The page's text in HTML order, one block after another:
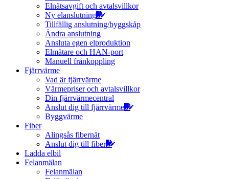
Elnätsavgift och avtalsvillkor
Ny elanslutning
Tillfällig anslutning/byggskåp
Ändra anslutning
Ansluta egen elproduktion
Elmätare och HAN-port
Manuell frånkoppling
Fjärrvärme
Vad är fjärrvärme
Värmepriser och avtalsvillkor
Din fjärrvärmecentral
Anslut dig till fjärrvärme
Byggvärme
Fiber
Alingsås fibernät
Anslut dig till fiber
Ladda elbil
Felanmälan
Felanmälan